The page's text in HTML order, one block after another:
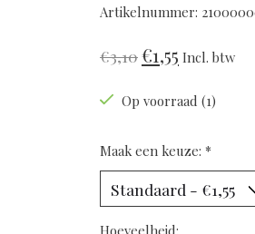
Artikelnummer:
€3,10€1,55 Incl. btw
Op voorraad (1)
Maak een keuze: *